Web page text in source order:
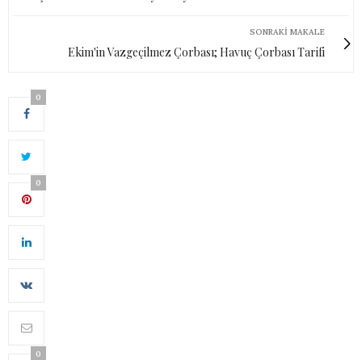
SONRAKI MAKALE
Ekim'in Vazgeçilmez Çorbası; Havuç Çorbası Tarifi
0
0
0